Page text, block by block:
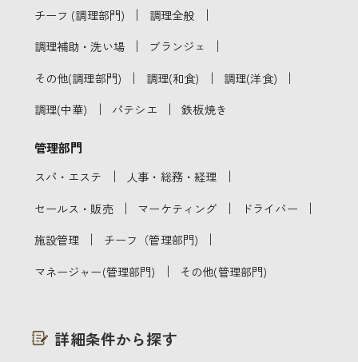
チーフ (調理部門) ｜ 調理全般 ｜
調理補助・洗い場 ｜ ブランジェ ｜
その他(調理部門) ｜ 調理(和食) ｜ 調理(洋食) ｜
調理(中華) ｜ パテシエ ｜ 鉄板焼き
管理部門
スパ・エステ ｜ 人事・総務・経理 ｜
セールス・販売 ｜ マーケティング ｜ ドライバー ｜
施設管理 ｜ チーフ（管理部門) ｜
マネージャー(管理部門) ｜ その他(管理部門)
詳細条件から探す